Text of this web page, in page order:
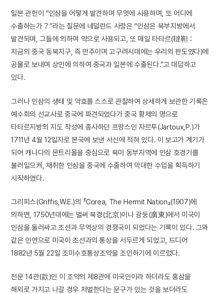
일본 관헌이 “인삼을 어떻게 발견하며 무엇에 사용하며, 또 어디에
수출하는가？”라는 질문에 네덜란드 사람은 “인삼은 북부지방에서
발견되며, 그들에 의하여 약으로 사용되고, 또 매일 타타르(韃靼：
지금의 중국 동북지구, 즉 만주이며 고구려시대에는 우리의 판도였다)에
공물로 보내며 상인에 의하여 중국과 일본에 수출된다.”고 대답하고
있다.
그러나 인삼의 생태 및 약효를 스스로 관찰하여 상세하게 보관한 기록은
예수회의 선교사로 중국에 파견되었다가 중국 황제의 명으로
타타르지방의 지도 작성에 종사하던 프랑스인 자르투(Jartoux,P.)가
1711년 4월 12일자로 본국에 보낸 서신에 적혀 있다. 이 보고가 계기가
되어 캐나다의 몬트리올을 중심으로 북미 동부지역에 인삼 호경기를
불러일으켜, 채취한 인삼을 중국에 수출하여 막대한 수입을 획득하기
시작하였다.
그리피스(Griffis,W.E.)의 『Corea, The Hermit Nation』(1907)에
의하면, 1750년대에는 벌써 북경(北京)이나 광둥(廣東)에서 미국이
인삼을 둘러싸고 조선과 무역상의 경쟁국이 되었다는 기록이 있다. 그와
같은 인연으로 미국이 조선과의 통상을 서두르게 되었고, 드디어
1882년 5월 22일 조미수호통상조약을 조인하기에 이르렀다.
전문 14관(款)인 이 조약의 제8관에 미국인이라 하더라도 홍삼을
해외로 가지고 나갈 경우 처벌한다는 문구가 있는 것을 보더라도